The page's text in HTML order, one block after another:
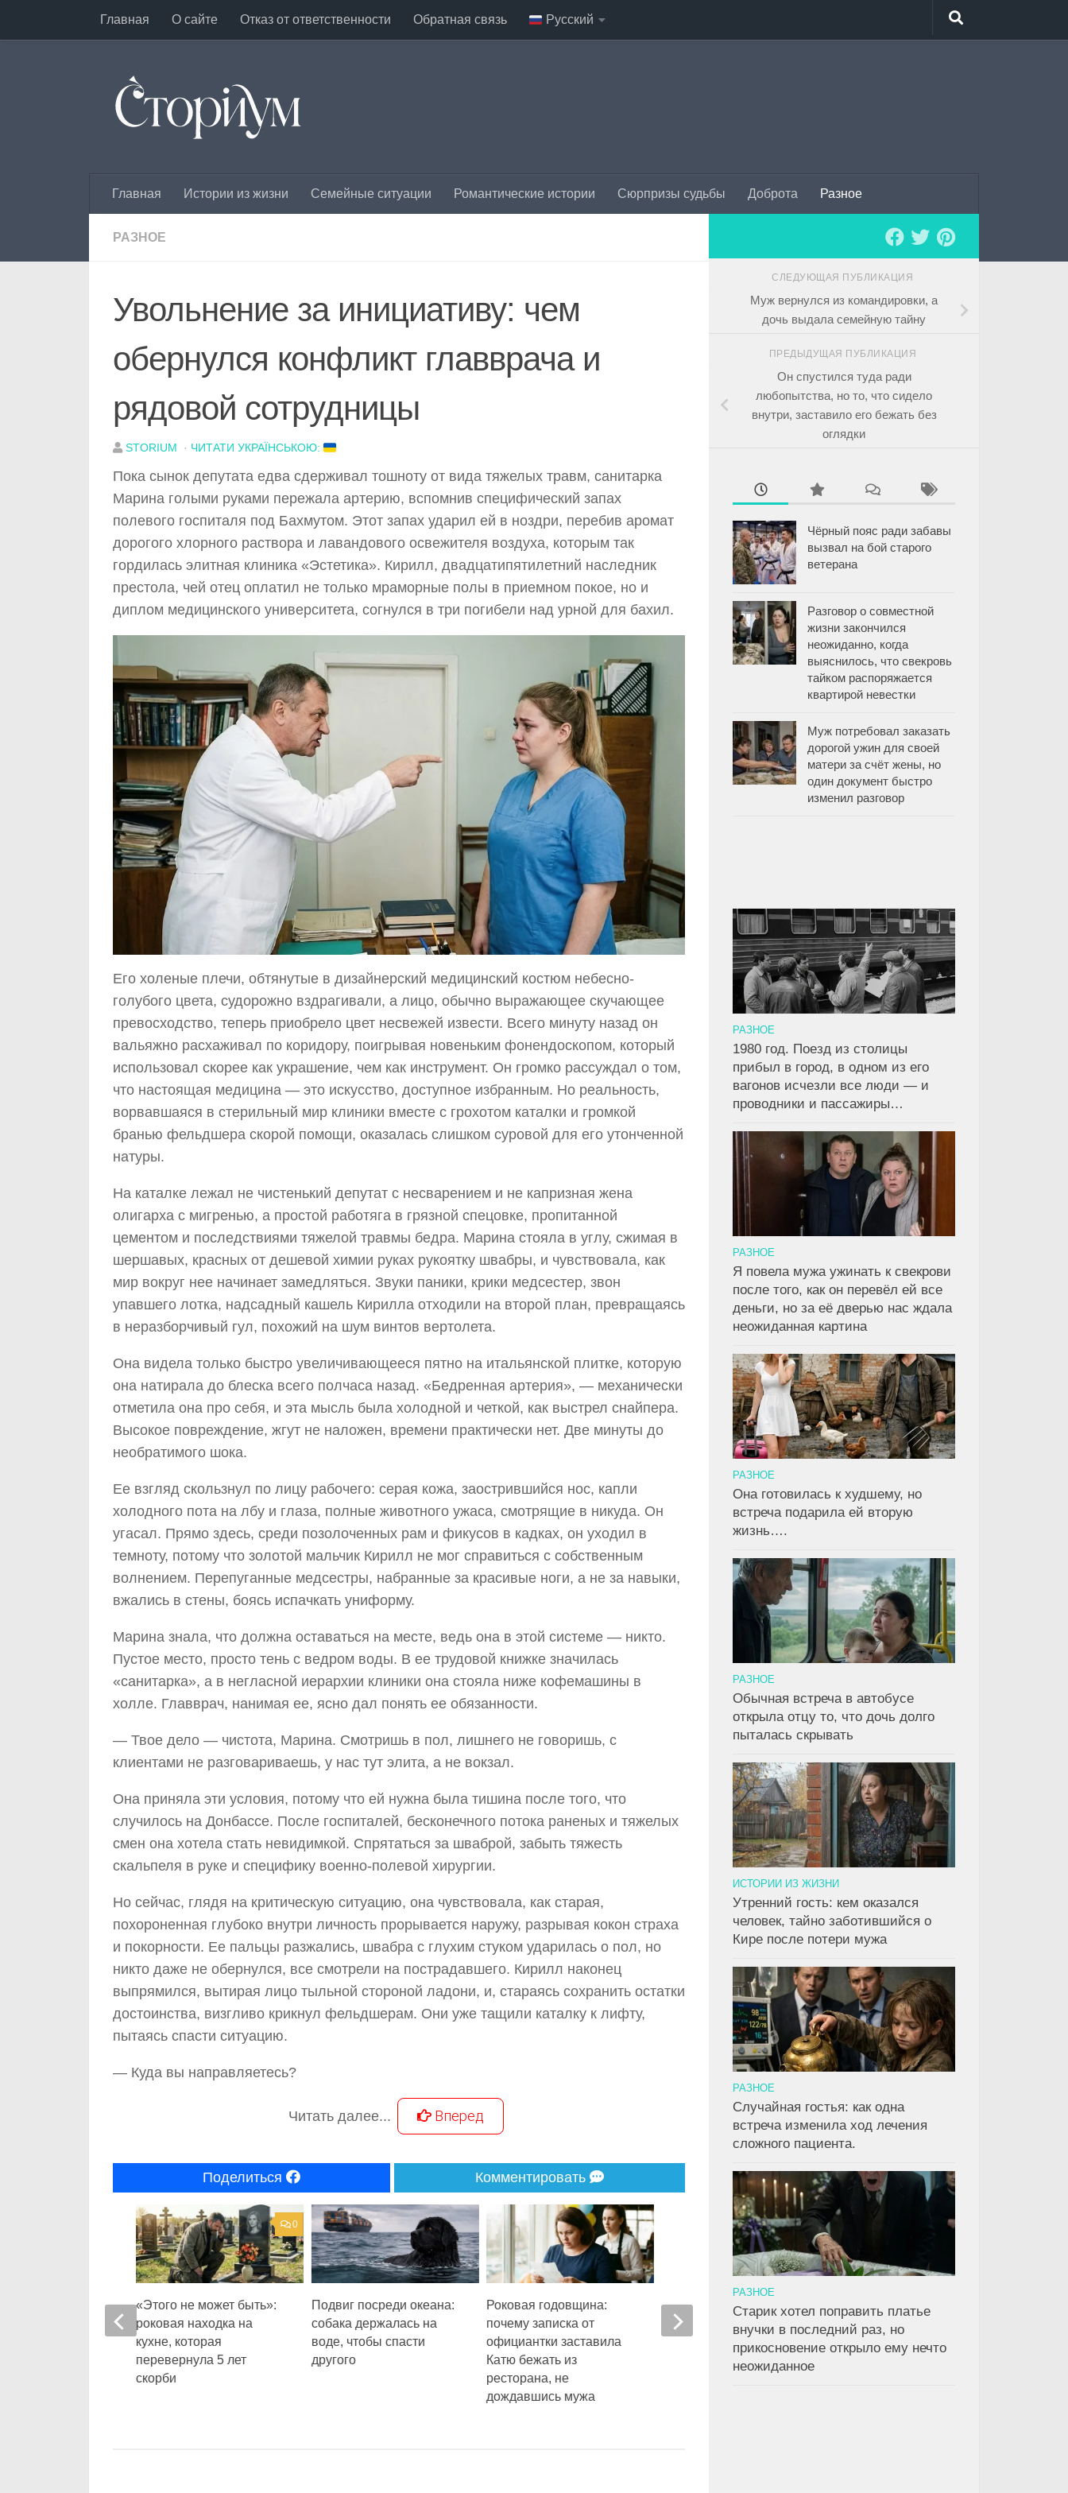
Под записьюГлавная О сайте Отказ от ответственности Обратная связь Русский
Главная Истории из жизни Семейные ситуации Романтические истории Сюрпризы судьбы Доброта Разное
РАЗНОЕ
Увольнение за инициативу: чем
обернулся конфликт главврача и
рядовой сотрудницы
STORIUM · ЧИТАТИ УКРАЇНСЬКОЮ:
Пока сынок депутата едва сдерживал тошноту от вида тяжелых травм, санитарка
Марина голыми руками пережала артерию, вспомнив специфический запах
полевого госпиталя под Бахмутом. Этот запах ударил ей в ноздри, перебив аромат
дорогого хлорного раствора и лавандового освежителя воздуха, которым так
гордилась элитная клиника «Эстетика». Кирилл, двадцатипятилетний наследник
престола, чей отец оплатил не только мраморные полы в приемном покое, но и
диплом медицинского университета, согнулся в три погибели над урной для бахил.
Его холеные плечи, обтянутые в дизайнерский медицинский костюм небесно-
голубого цвета, судорожно вздрагивали, а лицо, обычно выражающее скучающее
превосходство, теперь приобрело цвет несвежей извести. Всего минуту назад он
вальяжно расхаживал по коридору, поигрывая новеньким фонендоскопом, который
использовал скорее как украшение, чем как инструмент. Он громко рассуждал о том,
что настоящая медицина — это искусство, доступное избранным. Но реальность,
ворвавшаяся в стерильный мир клиники вместе с грохотом каталки и громкой
бранью фельдшера скорой помощи, оказалась слишком суровой для его утонченной
натуры.
На каталке лежал не чистенький депутат с несварением и не капризная жена
олигарха с мигренью, а простой работяга в грязной спецовке, пропитанной
цементом и последствиями тяжелой травмы бедра. Марина стояла в углу, сжимая в
шершавых, красных от дешевой химии руках рукоятку швабры, и чувствовала, как
мир вокруг нее начинает замедляться. Звуки паники, крики медсестер, звон
упавшего лотка, надсадный кашель Кирилла отходили на второй план, превращаясь
в неразборчивый гул, похожий на шум винтов вертолета.
Она видела только быстро увеличивающееся пятно на итальянской плитке, которую
она натирала до блеска всего полчаса назад. «Бедренная артерия», — механически
отметила она про себя, и эта мысль была холодной и четкой, как выстрел снайпера.
Высокое повреждение, жгут не наложен, времени практически нет. Две минуты до
необратимого шока.
Ее взгляд скользнул по лицу рабочего: серая кожа, заострившийся нос, капли
холодного пота на лбу и глаза, полные животного ужаса, смотрящие в никуда. Он
угасал. Прямо здесь, среди позолоченных рам и фикусов в кадках, он уходил в
темноту, потому что золотой мальчик Кирилл не мог справиться с собственным
волнением. Перепуганные медсестры, набранные за красивые ноги, а не за навыки,
вжались в стены, боясь испачкать униформу.
Марина знала, что должна оставаться на месте, ведь она в этой системе — никто.
Пустое место, просто тень с ведром воды. В ее трудовой книжке значилась
«санитарка», а в негласной иерархии клиники она стояла ниже кофемашины в
холле. Главврач, нанимая ее, ясно дал понять ее обязанности.
— Твое дело — чистота, Марина. Смотришь в пол, лишнего не говоришь, с
клиентами не разговариваешь, у нас тут элита, а не вокзал.
Она приняла эти условия, потому что ей нужна была тишина после того, что
случилось на Донбассе. После госпиталей, бесконечного потока раненых и тяжелых
смен она хотела стать невидимкой. Спрятаться за шваброй, забыть тяжесть
скальпеля в руке и специфику военно-полевой хирургии.
Но сейчас, глядя на критическую ситуацию, она чувствовала, как старая,
похороненная глубоко внутри личность прорывается наружу, разрывая кокон страха
и покорности. Ее пальцы разжались, швабра с глухим стуком ударилась о пол, но
никто даже не обернулся, все смотрели на пострадавшего. Кирилл наконец
выпрямился, вытирая лицо тыльной стороной ладони, и, стараясь сохранить остатки
достоинства, визгливо крикнул фельдшерам. Они уже тащили каталку к лифту,
пытаясь спасти ситуацию.
— Куда вы направляетесь?
Читать далее... Вперед
Поделиться Комментировать
Подвиг посреди океана:
собака держалась на
воде, чтобы спасти
другого
Роковая годовщина:
почему записка от
официантки заставила
Катю бежать из
ресторана, не
дождавшись мужа
0
Боец ВСУ узнал об
измене жены, но вместо
скандала перевел ей на
карту миллион с одной
его слезы. Находка под
сиденьем дивана
неделю кормил
0
«Этого не может быть»:
роковая находка на
кухне, которая
перевернула 5 лет
скорби
СЛЕДУЮЩАЯ ПУБЛИКАЦИЯ
Муж вернулся из командировки, а
дочь выдала семейную тайну
ПРЕДЫДУЩАЯ ПУБЛИКАЦИЯ
Он спустился туда ради
любопытства, но то, что сидело
внутри, заставило его бежать без
оглядки
Чёрный пояс ради забавы
вызвал на бой старого
ветерана
Разговор о совместной
жизни закончился
неожиданно, когда
выяснилось, что свекровь
тайком распоряжается
квартирой невестки
Муж потребовал заказать
дорогой ужин для своей
матери за счёт жены, но
один документ быстро
изменил разговор
РАЗНОЕ
1980 год. Поезд из столицы
прибыл в город, в одном из его
вагонов исчезли все люди — и
проводники и пассажиры…
РАЗНОЕ
Я повела мужа ужинать к свекрови
после того, как он перевёл ей все
деньги, но за её дверью нас ждала
неожиданная картина
РАЗНОЕ
Она готовилась к худшему, но
встреча подарила ей вторую
жизнь….
РАЗНОЕ
Обычная встреча в автобусе
открыла отцу то, что дочь долго
пыталась скрывать
ИСТОРИИ ИЗ ЖИЗНИ
Утренний гость: кем оказался
человек, тайно заботившийся о
Кире после потери мужа
РАЗНОЕ
Случайная гостья: как одна
встреча изменила ход лечения
сложного пациента.
РАЗНОЕ
Старик хотел поправить платье
внучки в последний раз, но
прикосновение открыло ему нечто
неожиданное